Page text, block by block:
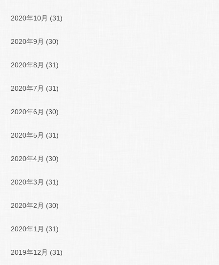
2020年10月 (31)
2020年9月 (30)
2020年8月 (31)
2020年7月 (31)
2020年6月 (30)
2020年5月 (31)
2020年4月 (30)
2020年3月 (31)
2020年2月 (30)
2020年1月 (31)
2019年12月 (31)